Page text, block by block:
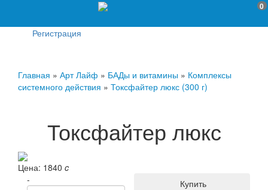
0
Регистрация
Главная » Арт Лайф » БАДы и витамины » Комплексы
системного действия » Токсфайтер люкс (300 г)
Токсфайтер люкс
Цена: 1840 c
-
Купить